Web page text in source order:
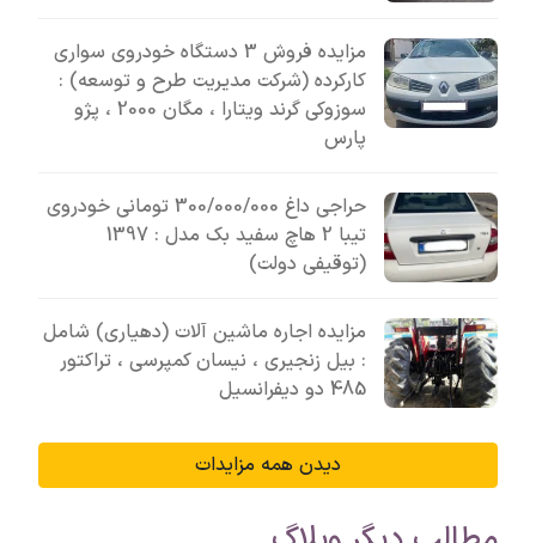
مزایده فروش 3 دستگاه خودروی سواری
کارکرده (شرکت مدیریت طرح و توسعه) :
سوزوکی گرند ویتارا ، مگان 2000 ، پژو
پارس
حراجی داغ 300/000/000 تومانی خودروی
تیبا 2 هاچ سفید بک مدل : 1397
(توقیفی دولت)
مزایده اجاره ماشین آلات (دهیاری) شامل
: بیل زنجیری ، نیسان کمپرسی ، تراکتور
485 دو دیفرانسیل
دیدن همه مزایدات